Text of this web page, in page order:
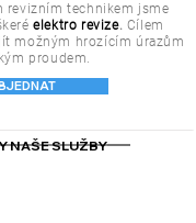
revizním technikem jsme
elektro revize. Cílem
možným hrozícím úrazům
proudem.
NAŠE SLUŽBY